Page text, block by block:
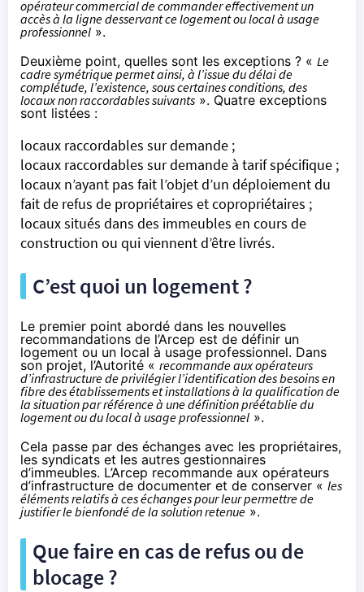
opérateur commercial de commander effectivement un
accès à la ligne desservant ce logement ou local à usage
professionnel ».
Deuxième point, quelles sont les exceptions ? « Le
cadre symétrique permet ainsi, à l’issue du délai de
complétude, l’existence, sous certaines conditions, des
locaux non raccordables suivants ». Quatre exceptions
sont listées :
locaux raccordables sur demande ;
locaux raccordables sur demande à tarif spécifique ;
locaux n’ayant pas fait l’objet d’un déploiement du
fait de refus de propriétaires et copropriétaires ;
locaux situés dans des immeubles en cours de
construction ou qui viennent d’être livrés.
C’est quoi un logement ?
Le premier point abordé dans les nouvelles
recommandations de l’Arcep est de définir un
logement ou un local à usage professionnel. Dans
son projet, l’Autorité « recommande aux opérateurs
d’infrastructure de privilégier l’identification des besoins en
fibre des établissements et installations à la qualification de
la situation par référence à une définition préétablie du
logement ou du local à usage professionnel ».
Cela passe par des échanges avec les propriétaires,
les syndicats et les autres gestionnaires
d’immeubles. L’Arcep recommande aux opérateurs
d’infrastructure de documenter et de conserver « les
éléments relatifs à ces échanges pour leur permettre de
justifier le bienfondé de la solution retenue ».
Que faire en cas de refus ou de
blocage ?